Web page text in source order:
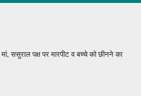
ससुराल पक्ष पर मारपीट व बच्चे को छीनने का